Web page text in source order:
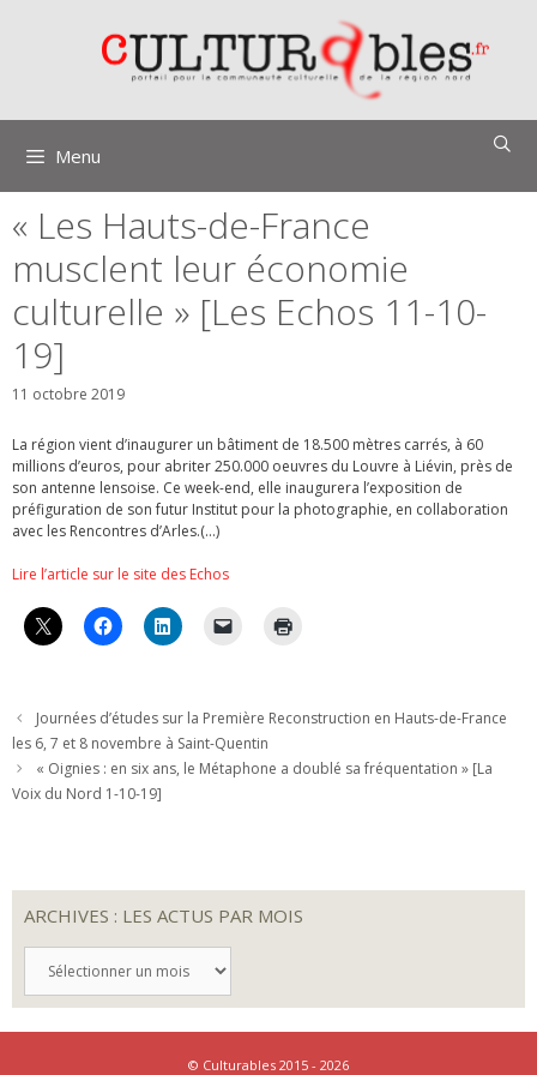
Menu
« Les Hauts-de-France
musclent leur économie
culturelle » [Les Echos 11-10-
19]
11 octobre 2019
La région vient d’inaugurer un bâtiment de 18.500 mètres carrés, à 60
millions d’euros, pour abriter 250.000 oeuvres du Louvre à Liévin, près de
son antenne lensoise. Ce week-end, elle inaugurera l’exposition de
préfiguration de son futur Institut pour la photographie, en collaboration
avec les Rencontres d’Arles.(…)
Lire l’article sur le site des Echos
Journées d’études sur la Première Reconstruction en Hauts-de-France
les 6, 7 et 8 novembre à Saint-Quentin
« Oignies : en six ans, le Métaphone a doublé sa fréquentation » [La
Voix du Nord 1-10-19]
ARCHIVES : LES ACTUS PAR MOIS
LES
© Culturables 2015 - 2026